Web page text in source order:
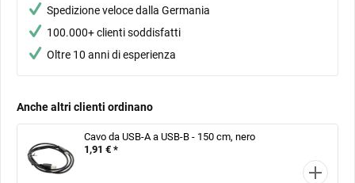
Spedizione veloce dalla Germania
100.000+ clienti soddisfatti
Oltre 10 anni di esperienza
Anche altri clienti ordinano
Cavo da USB-A a USB-B - 150 cm, nero
1,91 € *